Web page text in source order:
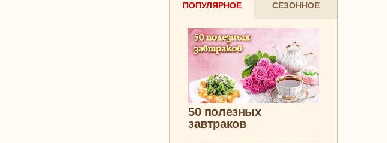
ПОПУЛЯРНОЕ СЕЗОННОЕ
50 полезных
завтраков